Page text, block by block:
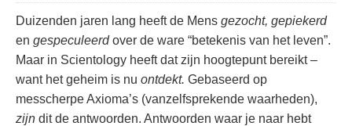
Duizenden jaren lang heeft de Mens gezocht, gepiekerd
en gespeculeerdover de ware “betekenis van het leven”.
Maar in Scientology heeft dat zijn hoogtepunt bereikt –
want het geheim is nu ontdekt. Gebaseerd op
messcherpe Axioma’s (vanzelfsprekende waarheden),
zijn dit de antwoorden. Antwoorden waar je naar hebt